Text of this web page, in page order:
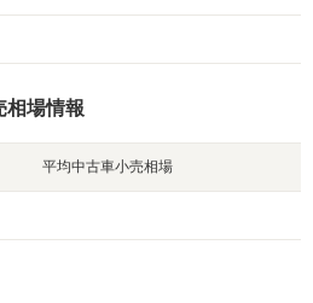
相場情報
平均中古車小売相場